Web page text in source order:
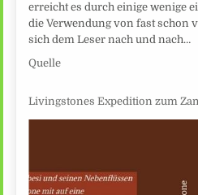
erreicht es durch einige wenige
die Verwendung von fast schon
sich dem Leser nach und nach…
Quelle
Livingstones Expedition zum